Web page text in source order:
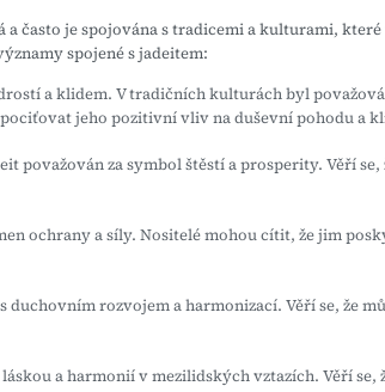
často je spojována s tradicemi a kulturami,
spojené s jadeitem:
a klidem. V tradičních kulturách byl
jeho pozitivní vliv na duševní pohodu a
považován za symbol štěstí a prosperity. Věří
ochrany a síly. Nositelé mohou cítit, že jim
duchovním rozvojem a harmonizací. Věří se, že
a harmonií v mezilidských vztazích. Věří se,